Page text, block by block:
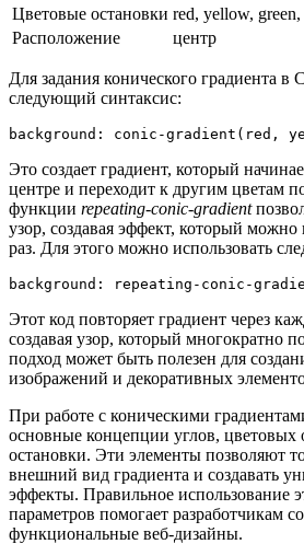
Цветовые остановки red, yellow,
Расположение
центр
Для задания конического градиента в
следующий синтаксис:
background: conic-gradient(red,
Это создает градиент, который
центре и переходит к другим цветам
функции repeating-conic-gradient
узор, создавая эффект, который можно
раз. Для этого можно использовать
background: repeating-conic-
Этот код повторяет градиент через
создавая узор, который многократно
подход может быть полезен для
изображений и декоративных
При работе с коническими
основные концепции углов, цветовых
остановки. Эти элементы позволяют
внешний вид градиента и создавать
эффекты. Правильное использование
параметров помогает разработчикам
функциональные веб-дизайны.